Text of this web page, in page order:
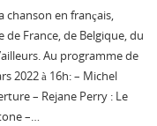
chanson en français,
de France, de Belgique, du
Au programme de
2022 à 16h: – Michel
– Rejane Perry : Le
–…